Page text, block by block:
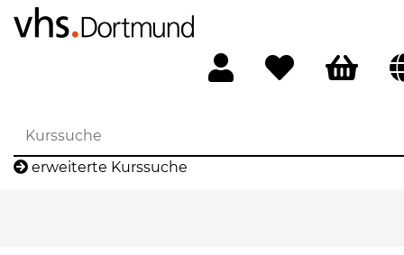
erweiterte Kurssuche